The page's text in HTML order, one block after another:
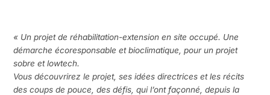
« Un projet de réhabilitation-extension en site occupé. Une
démarche écoresponsable et bioclimatique, pour un projet
sobre et lowtech.
Vous découvrirez le projet, ses idées directrices et les récits
des coups de pouce, des défis, qui l’ont façonné, depuis la